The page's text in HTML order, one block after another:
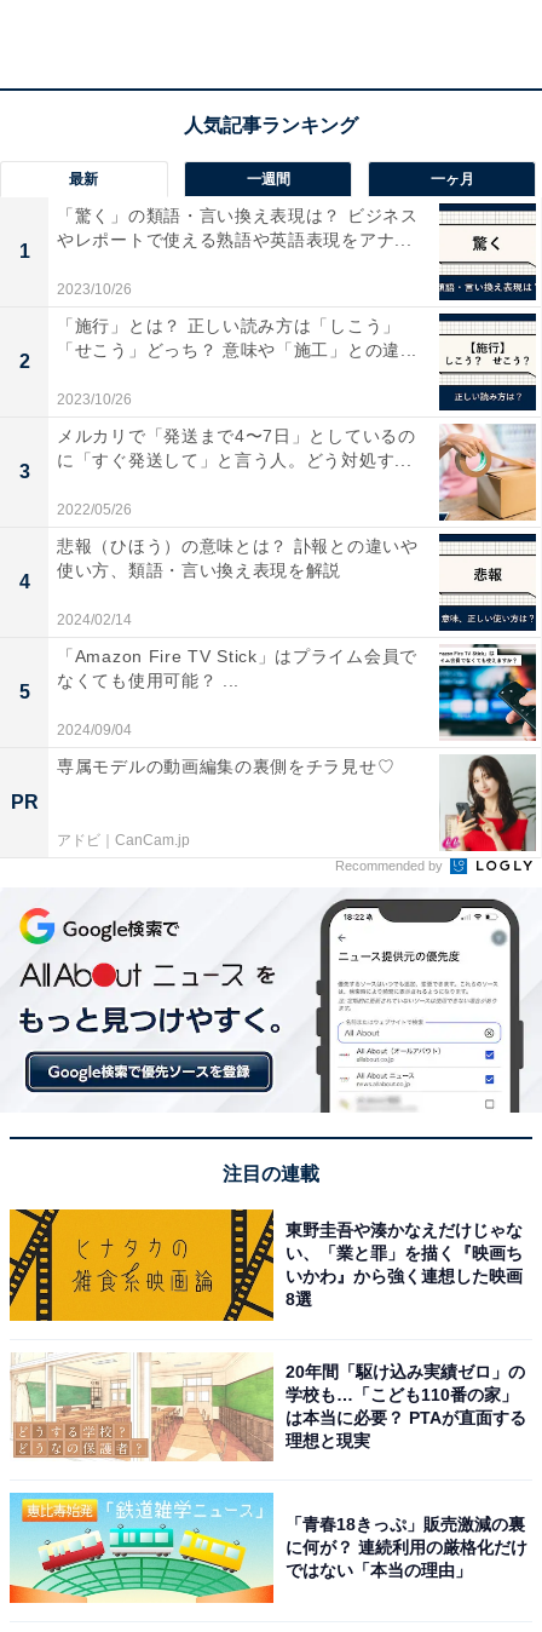
だけ楽しめます。
＞Amazonで見る
Echo Dot 第3世代
Echo Dot 第3世代（出典：Amazon）
Amazonの音声認識操作「Alexa」搭載のスマートスピー
カーです。コンパクトで低価格なモデルで、寝室やリビ
ング、キッチンなど好きな場所に設置して使えるのが魅
力。別売りのAlexa対応家電コントローラーと組み合わ
せれば、自宅のテレビやエアコンも操作可能です。
最新 一週間 一ヶ月
1
「驚く」の類語・言い換え表現は？ ビジネス
やレポートで使える熟語や英語表現をアナ...
2023/10/26
2
「施行」とは？ 正しい読み方は「しこう」
「せこう」どっち？ 意味や「施工」との違...
2023/10/26
3
メルカリで「発送まで4〜7日」としているの
に「すぐ発送して」と言う人。どう対処す...
2022/05/26
4
悲報（ひほう）の意味とは？ 訃報との違いや
使い方、類語・言い換え表現を解説
2024/02/14
5
「Amazon Fire TV Stick」はプライム会員で
なくても使用可能？ ...
2024/09/04
PR
専属モデルの動画編集の裏側をチラ見せ♡
アドビ｜CanCam.jp
Recommended by
注目の連載
東野圭吾や湊かなえだけじゃな
い、「業と罪」を描く『映画ち
いかわ』から強く連想した映画
8選
20年間「駆け込み実績ゼロ」の
学校も…「こども110番の家」
は本当に必要？ PTAが直面する
理想と現実
「青春18きっぷ」販売激減の裏
に何が？ 連続利用の厳格化だけ
ではない「本当の理由」